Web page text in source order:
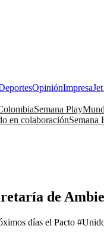
OpiniónImpresa
Semana Play
en colaboraciónSemana
de
días el Pacto